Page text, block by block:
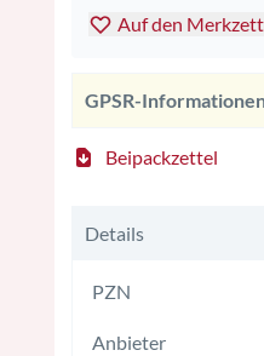
Auf den
GPSR-
Beipackzettel
Details
PZN
Anbieter